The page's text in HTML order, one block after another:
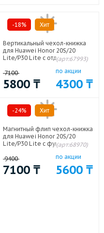
-18% Хит
Вертикальный чехол-книжка
для Huawei Honor 20S/20
Lite/P30 Lite с отделениями
защелкой Черный
(арт:67993)
7100
5800 ₸
по акции
4300 ₸
-24% Хит
Магнитный флип чехол-книжка
для Huawei Honor 20S/20
Lite/P30 Lite с функцией
карт Черный
(арт:68970)
9400
7100 ₸
по акции
5600 ₸